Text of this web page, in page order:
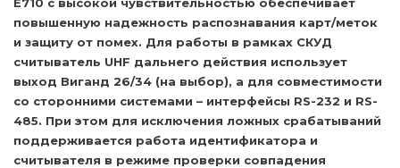
повышенную надежность распознавания карт/меток
и защиту от помех. Для работы в рамках СКУД
считыватель UHF дальнего действия использует
выход Виганд 26/34 (на выбор), а для совместимости
со сторонними системами – интерфейсы RS-232 и RS-
485. При этом для исключения ложных срабатываний
поддерживается работа идентификатора и
считывателя в режиме проверки совпадения